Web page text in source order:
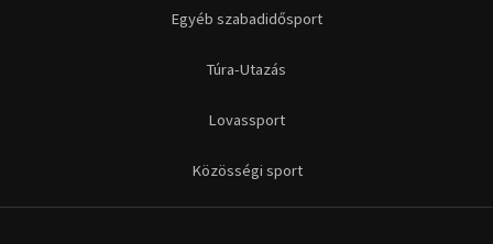
Egyéb szabadidősport
Túra-Utazás
Lovassport
Közösségi sport